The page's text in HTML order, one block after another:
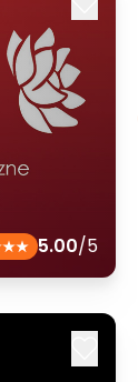
5.00/5